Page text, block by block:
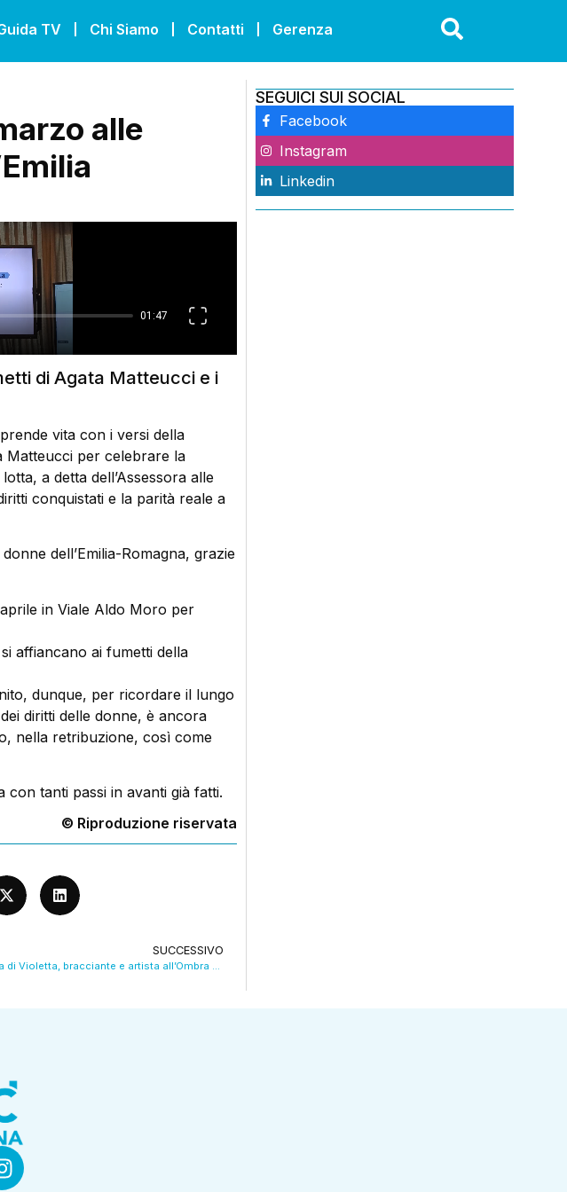
TV Chi Siamo Contatti Gerenza
alle
di Agata Matteucci e i
vita con i versi della
Matteucci per celebrare la
a detta dell’Assessora alle
conquistati e la parità reale a
dell’Emilia-Romagna, grazie
in Viale Aldo Moro per
affiancano ai fumetti della
dunque, per ricordare il lungo
diritti delle donne, è ancora
nella retribuzione, così come
con tanti passi in avanti già fatti.
© Riproduzione riservata
SUCCESSIVO
SEGUICI SUI SOCIAL
Facebook
Instagram
Linkedin